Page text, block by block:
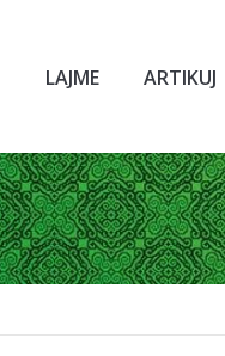
LAJME ARTIKUJ